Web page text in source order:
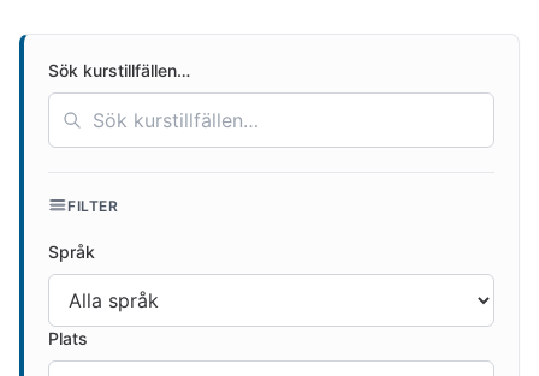
Sök kurstillfällen…
FILTER
Språk
Plats